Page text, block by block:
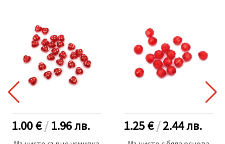
1.00 €/1.96лв. 1.25 €/2.44лв.